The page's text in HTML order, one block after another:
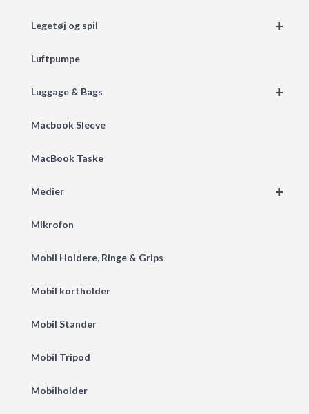
+
Legetøj og spil
Luftpumpe
+
Luggage & Bags
Macbook Sleeve
MacBook Taske
+
Medier
Mikrofon
Mobil Holdere, Ringe & Grips
Mobil kortholder
Mobil Stander
Mobil Tripod
Mobilholder